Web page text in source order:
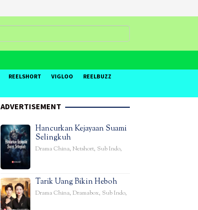
REELSHORT VIGLOO
REELBUZZ
ADVERTISEMENT
Hancurkan Kejayaan Suami
Selingkuh
Drama China, Netshort, Sub Indo,
Tarik Uang Bikin Heboh
Drama China, Dramabox, Sub Indo,